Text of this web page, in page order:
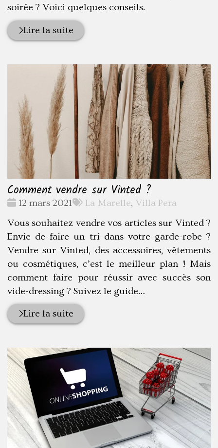
soirée ? Voici quelques conseils.
Lire la suite
Comment vendre sur Vinted ?
Date
12 mars 2021
Tags
La Marelle, Villa Pera
Vous souhaitez vendre vos articles sur Vinted ?
Envie de faire un tri dans votre garde-robe ?
Vendre sur Vinted, des accessoires, vêtements
ou cosmétiques, c’est le meilleur plan ! Mais
comment faire pour réussir avec succès son
vide-dressing ? Suivez le guide…
Lire la suite